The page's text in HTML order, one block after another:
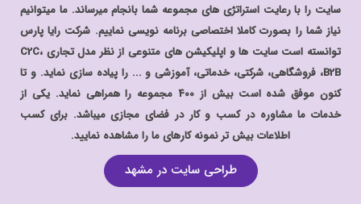
سایت را با رعایت استراتژی های مجموعه شما بانجام میرساند. ما میتوانیم
نیاز شما را بصورت کاملا اختصاصی برنامه نویسی نماییم. شرکت رایا پارس
توانسته است سایت ها و اپلیکیشن های متنوعی از نظر مدل تجاری C2C،
B2B، فروشگاهی، شرکتی، خدماتی، آموزشی و ... را پیاده سازی نماید. و تا
کنون موفق شده است بیش از 400 مجموعه را همراهی نماید. یکی از
خدمات ما مشاوره در کسب و کار در فضای مجازی میباشد. برای کسب
اطلاعات بیش تر نمونه کارهای ما را مشاهده نمایید.
طراحی سایت در مشهد